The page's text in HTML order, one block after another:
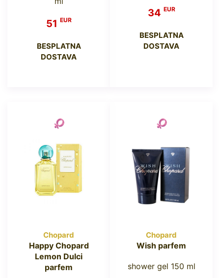
51 EUR
BESPLATNA
DOSTAVA
34 EUR
BESPLATNA
DOSTAVA
Chopard
Happy Chopard
Lemon Dulci
parfem
Chopard
Wish parfem
shower gel 150 ml